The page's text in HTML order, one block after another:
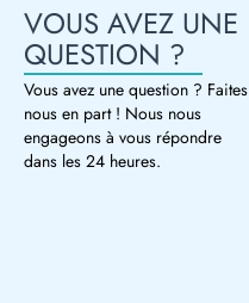
VOUS AVEZ UNE
QUESTION ?
Vous avez une question ? Faites
nous en part ! Nous nous
engageons à vous répondre
dans les 24 heures.